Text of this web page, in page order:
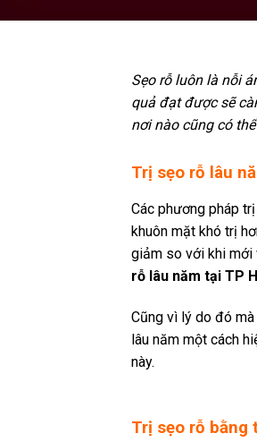
Sẹo rỗ luôn là nỗi
quả đạt được sẽ
nơi nào cũng có
Trị sẹo rỗ lâu
Các phương pháp
khuôn mặt khó trị
giảm so với khi mới
rỗ lâu năm tại TP
Cũng vì lý do đó
lâu năm một cách
này.
Trị sẹo rỗ bằng